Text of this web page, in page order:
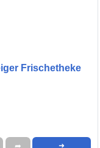
Frischetheke
➦ ➜